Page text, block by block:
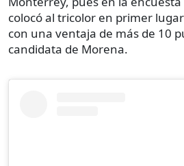
colocó al tricolor en primer
con una ventaja de más de 10
candidata de Morena.